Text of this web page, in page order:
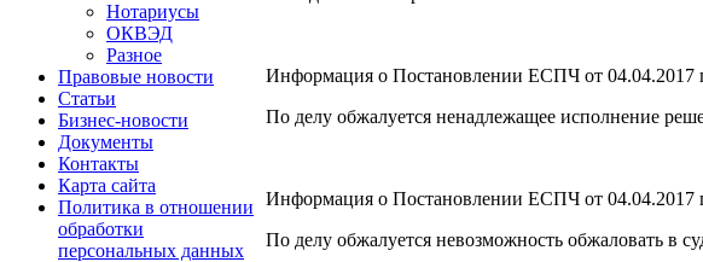
Нотариусы
ОКВЭД
Разное
Правовые новости
Статьи
Бизнес-новости
Документы
Контакты
Карта сайта
Политика в отношении
обработки
персональных данных
Информация о Постановлении ЕСПЧ от 04.04.2017
По делу обжалуется ненадлежащее исполнение
Информация о Постановлении ЕСПЧ от 04.04.2017
По делу обжалуется невозможность обжаловать в